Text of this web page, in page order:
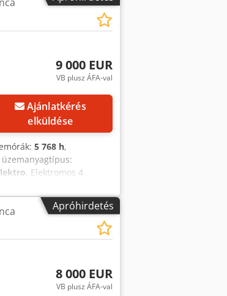
9 000 EUR
VB plusz ÁFA-val
Ajánlatkérés
elküldése
5 768 h,
üzemanyagtípus:
, Elektromos 4
Állapot: Üzemképes és
gyártási éve: 2025
Apróhirdetés
8 000 EUR
VB plusz ÁFA-val